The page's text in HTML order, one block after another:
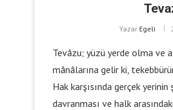
Yazar Egeli
Tevâzu; yüzü yerde olma ve
mânâlarına gelir ki,
Hak karşısında gerçek
davranması ve halk